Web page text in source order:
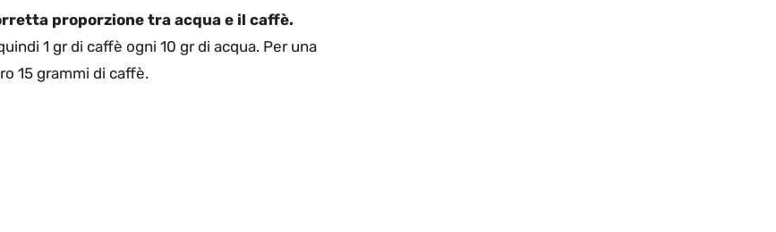
proporzione tra acqua e il caffè.
1 gr di caffè ogni 10 gr di acqua. Per una
15 grammi di caffè.